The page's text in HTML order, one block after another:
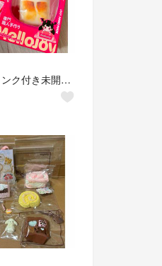
【シュリンク付き未開封】メロジョイ お餅 ねっとりヨーグルト メロジョイ スクイーズ